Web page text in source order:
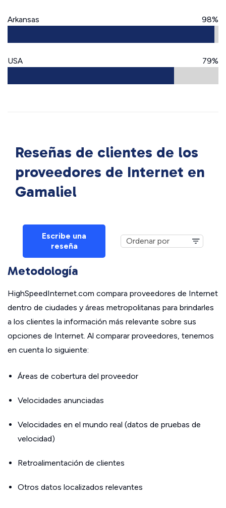
Arkansas 98%
USA 79%
Reseñas de clientes de los
proveedores de Internet en
Gamaliel
Escribe una
reseña
Metodología
HighSpeedInternet.com compara proveedores de Internet
dentro de ciudades y áreas metropolitanas para brindarles
a los clientes la información más relevante sobre sus
opciones de Internet. Al comparar proveedores, tenemos
en cuenta lo siguiente:
Áreas de cobertura del proveedor
Velocidades anunciadas
Velocidades en el mundo real (datos de pruebas de
velocidad)
Retroalimentación de clientes
Otros datos localizados relevantes